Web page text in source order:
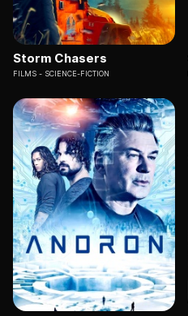
Storm Chasers
FILMS SCIENCE-FICTION